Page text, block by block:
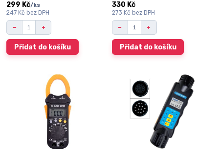
299 Kč/ks
247 Kč bez DPH
Přidat do košíku
330 Kč
273 Kč bez DPH
Přidat do košíku